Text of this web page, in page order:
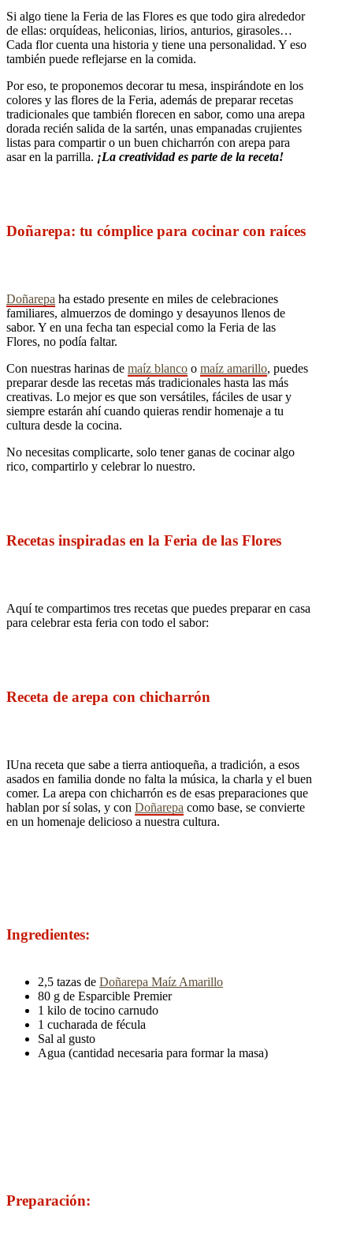
Si algo tiene la Feria de las Flores es que todo gira alrededor
de ellas: orquídeas, heliconias, lirios, anturios, girasoles…
Cada flor cuenta una historia y tiene una personalidad. Y eso
también puede reflejarse en la comida.
Por eso, te proponemos decorar tu mesa, inspirándote en los
colores y las flores de la Feria, además de preparar recetas
tradicionales que también florecen en sabor, como una arepa
dorada recién salida de la sartén, unas empanadas crujientes
listas para compartir o un buen chicharrón con arepa para
asar en la parrilla. ¡La creatividad es parte de la receta!
Doñarepa: tu cómplice para cocinar con raíces
Doñarepa ha estado presente en miles de celebraciones
familiares, almuerzos de domingo y desayunos llenos de
sabor. Y en una fecha tan especial como la Feria de las
Flores, no podía faltar.
Con nuestras harinas demaíz blanco omaíz amarillo, puedes
preparar desde las recetas más tradicionales hasta las más
creativas. Lo mejor es que son versátiles, fáciles de usar y
siempre estarán ahí cuando quieras rendir homenaje a tu
cultura desde la cocina.
No necesitas complicarte, solo tener ganas de cocinar algo
rico, compartirlo y celebrar lo nuestro.
Recetas inspiradas en la Feria de las Flores
Aquí tecompartimostres recetas que puedes preparar en casa
para celebrar esta feria con todo el sabor:
Receta de arepa con chicharrón
IUna receta que sabe a tierra antioqueña, a tradición, a esos
asados en familia donde no falta la música, la charla y el buen
comer. La arepa con chicharrón es de esas preparaciones que
hablan por sí solas, y conDoñarepa como base, se convierte
en un homenaje delicioso a nuestra cultura.
Ingredientes:
2,5 tazas deDoñarepa Maíz Amarillo
80 g de Esparcible Premier
1 kilo de tocino carnudo
1 cucharada de fécula
Sal al gusto
Agua (cantidad necesaria para formar la masa)
Preparación: